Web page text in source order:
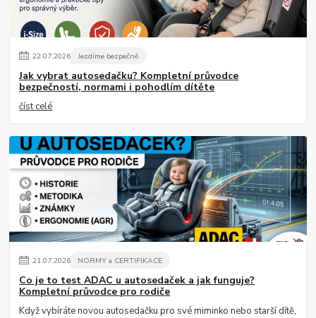
22.07.2026 Jezdíme bezpečně
Jak vybrat autosedačku? Kompletní průvodce
bezpečností, normami i pohodlím dítěte
číst celé
21.07.2026 NORMY a CERTIFIKACE
Co je to test ADAC u autosedaček a jak funguje?
Kompletní průvodce pro rodiče
Když vybíráte novou autosedačku pro své miminko nebo starší dítě,